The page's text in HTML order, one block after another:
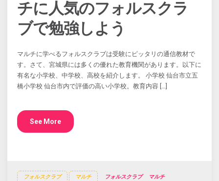
チに人気のフォルスクラ
ブで勉強しよう
マルチに学べるフォルスクラブは受験にピッタリの通信教材で
す。さて、宮城県には多くの優れた教育機関があります。以下に
有名な小学校、中学校、高校を紹介します。 小学校 仙台市立五
橋小学校 仙台市内で評価の高い小学校。教育内容 […]
See More
フォルスクラブ マルチ フォルスクラブ マルチ